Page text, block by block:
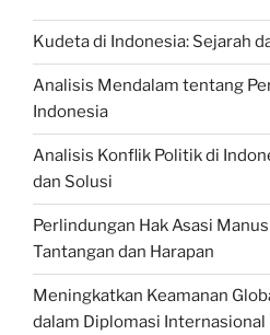
Kudeta di Indonesia: Sejarah
Analisis Mendalam tentang
Indonesia
Analisis Konflik Politik di
dan Solusi
Perlindungan Hak Asasi
Tantangan dan Harapan
Meningkatkan Keamanan
dalam Diplomasi Internasional